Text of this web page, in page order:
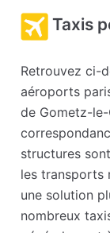
Taxis
Retrouvez ci-
aéroports
de Gometz-
structures
les transports
une solution
nombreux